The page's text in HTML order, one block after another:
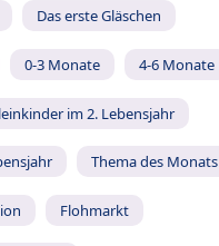
Das erste Gläschen
0-3 Monate 4-6 Monate
im 2. Lebensjahr
Thema des Monats
Flohmarkt